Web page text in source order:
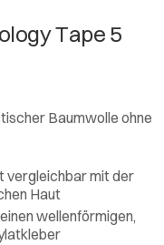
Tape 5
Baumwolle ohne
vergleichbar mit der
Haut
wellenförmigen,